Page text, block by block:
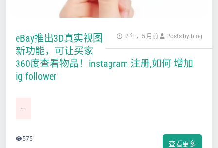
2 年，5 月前 Posts by blog
eBay推出3D真实视图
新功能，可让买家
360度查看物品！instagram 注册,如何 增加
ig follower
…
查看更多
575